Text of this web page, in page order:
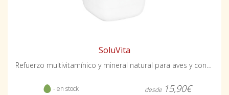
SoluVita
- en stock desde 15,90€